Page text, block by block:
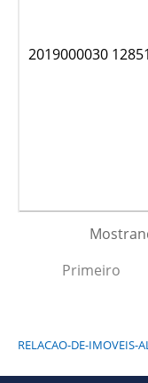
2019000030 12851
Primeiro
RELACAO-DE-IMOVEIS-